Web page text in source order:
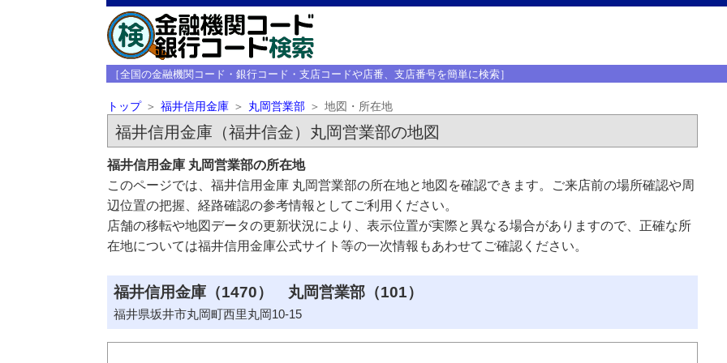
［全国の金融機関コード・銀行コード・支店コードや店番、支店番号を簡単に検索］
トップ 福井信用金庫 丸岡営業部 地図・所在地
福井信用金庫（福井信金）丸岡営業部の地図
福井信用金庫 丸岡営業部の所在地
このページでは、福井信用金庫 丸岡営業部の所在地と地図を確認できます。ご来店前の場所確認や周
辺位置の把握、経路確認の参考情報としてご利用ください。
店舗の移転や地図データの更新状況により、表示位置が実際と異なる場合がありますので、正確な所
在地については福井信用金庫公式サイト等の一次情報もあわせてご確認ください。
福井信用金庫（1470） 丸岡営業部（101）
福井県坂井市丸岡町西里丸岡10-15